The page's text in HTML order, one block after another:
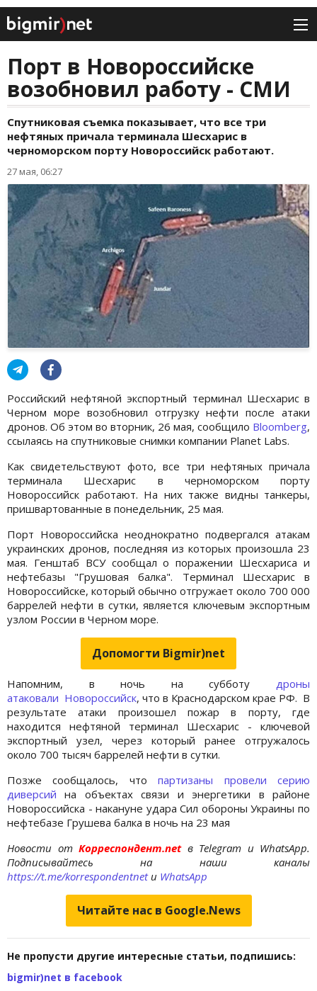
Порт в Новороссийске
возобновил работу - СМИ
Спутниковая съемка показывает, что все три
нефтяных причала терминала Шесхарис в
черноморском порту Новороссийск работают.
27 мая, 06:27
Российский нефтяной экспортный терминал Шесхарис в
Черном море возобновил отгрузку нефти после атаки
дронов. Об этом во вторник, 26 мая, сообщило Bloomberg,
ссылаясь на спутниковые снимки компании Planet Labs.
Как свидетельствуют фото, все три нефтяных причала
терминала Шесхарис в черноморском порту
Новороссийск работают. На них также видны танкеры,
пришвартованные в понедельник, 25 мая.
Порт Новороссийска неоднократно подвергался атакам
украинских дронов, последняя из которых произошла 23
мая. Генштаб ВСУ сообщал о поражении Шесхариса и
нефтебазы "Грушовая балка". Терминал Шесхарис в
Новороссийске, который обычно отгружает около 700 000
баррелей нефти в сутки, является ключевым экспортным
узлом России в Черном море.
Допомогти Bigmir)net
Напомним, в ночь на субботу дроны
атаковали Новороссийск, что в Краснодарском крае РФ. В
результате атаки произошел пожар в порту, где
находится нефтяной терминал Шесхарис - ключевой
экспортный узел, через который ранее отгружалось
около 700 тысяч баррелей нефти в сутки.
Позже сообщалось, чтопартизаны провели серию
диверсийна объектах связи и энергетики в районе
Новороссийска - накануне удара Сил обороны Украины по
нефтебазе Грушева балка в ночь на 23 мая
Новости отКорреспондент.net в Telegram и WhatsApp.
Подписывайтесь на наши каналы
https://t.me/korrespondentnetи WhatsApp
Читайте нас в Google.News
Не пропусти другие интересные статьи, подпишись:
bigmir)net в facebook